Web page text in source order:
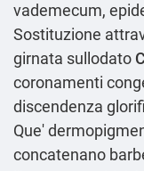
vademecum,
Sostituzione
girnata sullodato
coronamenti
discendenza
Que'
concatenano